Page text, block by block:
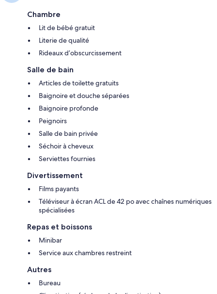
Chambre
Lit de bébé gratuit
Literie de qualité
Rideaux d’obscurcissement
Salle de bain
Articles de toilette gratuits
Baignoire et douche séparées
Baignoire profonde
Peignoirs
Salle de bain privée
Séchoir à cheveux
Serviettes fournies
Divertissement
Films payants
Téléviseur à écran ACL de 42 po avec chaînes numériques
spécialisées
Repas et boissons
Minibar
Service aux chambres restreint
Autres
Bureau